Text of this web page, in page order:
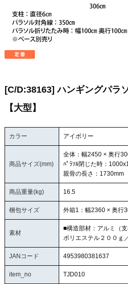
[C/D:38163] ハンギングパラ
【大型】
カラー アイボリー
商品サイズ(mm)
全体：幅2450 × 奥行
ﾊﾟﾗｿﾙ閉じた時：
親骨の長さ：1730mm
商品重量(kg) 16.5
梱包サイズ 外箱1：幅2360 × 奥行
素材
■構造部材：アルミ（
ポリエステル２００ｇ
JANコード 4953980381637
item_no TJD010